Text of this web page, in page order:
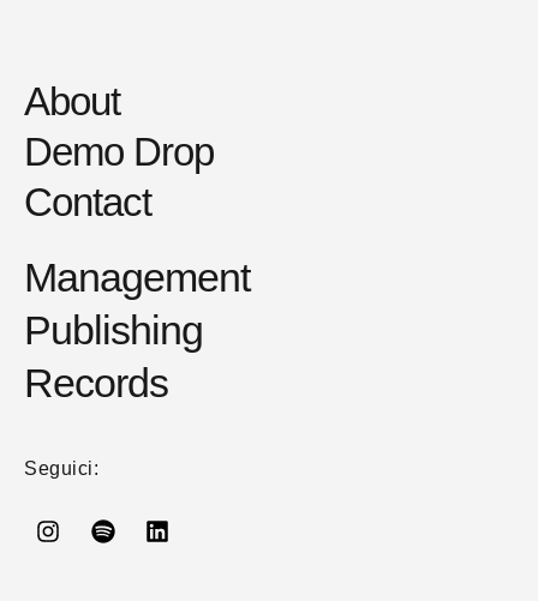
About
Demo Drop
Contact
Management
Publishing
Records
Seguici: